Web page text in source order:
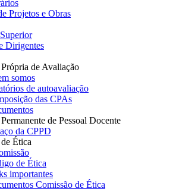
Projetos e Obras
Dirigentes
de Avaliação
somos
de autoavaliação
das CPAs
de Pessoal Docente
da CPPD
Ética
de Ética
importantes
Comissão de Ética